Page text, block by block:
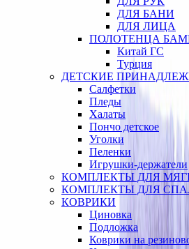
ДЛЯ БАНИ
ДЛЯ ЛИЦА
ПОЛОТЕНЦА
Китай ГС
Турция
ДЕТСКИЕ
Салфетки
Пледы
Халаты
Пончо детское
Уголки
Пеленки
Игрушки-держатели
КОМПЛЕКТЫ ДЛЯ
КОМПЛЕКТЫ ДЛЯ
КОВРИКИ
Циновка
Подложка
Коврики на